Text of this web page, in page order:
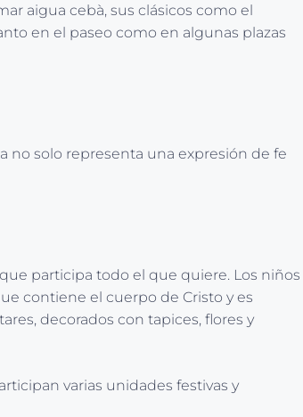
aigua cebà, sus clásicos como el
en el paseo como en algunas plazas
no solo representa una expresión de fe
participa todo el que quiere. Los niños
contiene el cuerpo de Cristo y es
decorados con tapices, flores y
varias unidades festivas y